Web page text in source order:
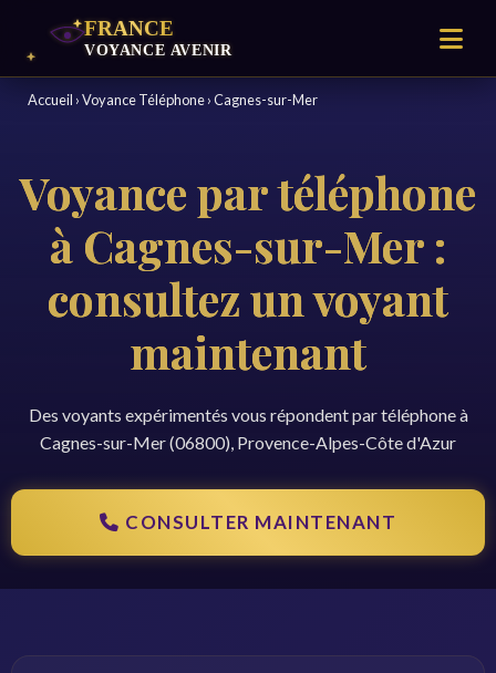
Accueil ›Voyance Téléphone›Cagnes-sur-Mer
Voyance par téléphone
à Cagnes-sur-Mer :
consultez un voyant
maintenant
Des voyants expérimentés vous répondent par téléphone à
Cagnes-sur-Mer (06800), Provence-Alpes-Côte d'Azur
CONSULTER MAINTENANT